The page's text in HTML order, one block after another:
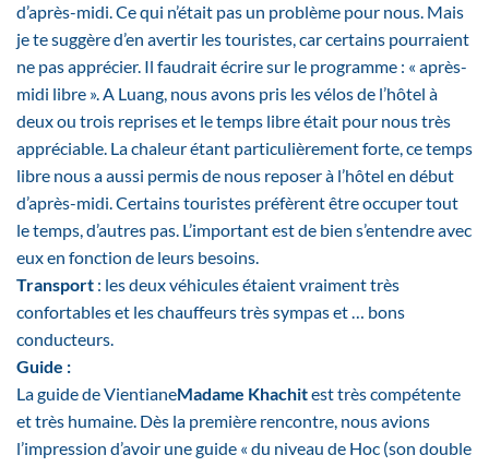
d’après-midi. Ce qui n’était pas un problème pour nous. Mais
je te suggère d’en avertir les touristes, car certains pourraient
ne pas apprécier. Il faudrait écrire sur le programme : « après-
midi libre ». A Luang, nous avons pris les vélos de l’hôtel à
deux ou trois reprises et le temps libre était pour nous très
appréciable. La chaleur étant particulièrement forte, ce temps
libre nous a aussi permis de nous reposer à l’hôtel en début
d’après-midi. Certains touristes préfèrent être occuper tout
le temps, d’autres pas. L’important est de bien s’entendre avec
eux en fonction de leurs besoins.
Transport : les deux véhicules étaient vraiment très
confortables et les chauffeurs très sympas et … bons
conducteurs.
Guide :
La guide de VientianeMadame Khachitest très compétente
et très humaine. Dès la première rencontre, nous avions
l’impression d’avoir une guide « du niveau de Hoc (son double